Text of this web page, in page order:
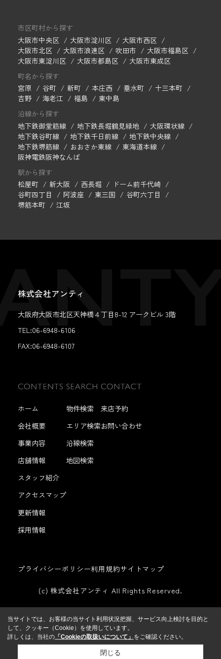
市区町村から探す
大阪市中央区
大阪市淀川区
大阪市西区
大阪市北区
大阪市浪速区 吹田市
大阪市福島区
大阪市東淀川区
大阪市都島区
大阪市東成区
町名から探す
宮原
谷町 新町 本庄西 垂水町
十三本町
吉野
海老江 福島
東中島
沿線から探す
地下鉄御堂筋線
地下鉄長堀鶴見緑地
大阪環状線
地下鉄谷町線
地下鉄千日前線
地下鉄中央線
地下鉄堺筋線
おおさか東線
東海道本線
阪神電鉄阪神なんば
駅から探す
松屋町
新大阪 西長堀
ドーム前千代崎
谷町四丁目
阿波座 東三国
谷町六丁目
堺筋本町
江坂
株式会社アンティ
大阪府大阪市北区天神橋４丁目8-12 アークビル 3階
TEL:06-6948-6106
FAX:06-6948-6107
ホーム
会社概要
事業内容
店舗情報
スタッフ紹介
アクセスマップ
更新情報
採用情報
物件検索
エリア検索
沿線検索
地図検索
来店予約
お問い合わせ
プライバシーポリシー利用規約サイトマップ
(c) 株式会社アンティ All Rights Reserved.
当サイトでは、お客様の当サイト利用状況把握、サービス向上検討を目的と
して、クッキー（Cookie）を使用しています。
詳しくは、当社の 「Cookieの取扱いについて」 をご確認ください。
閉じる